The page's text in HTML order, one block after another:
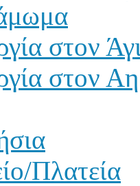
στον
στον
Πλατεία